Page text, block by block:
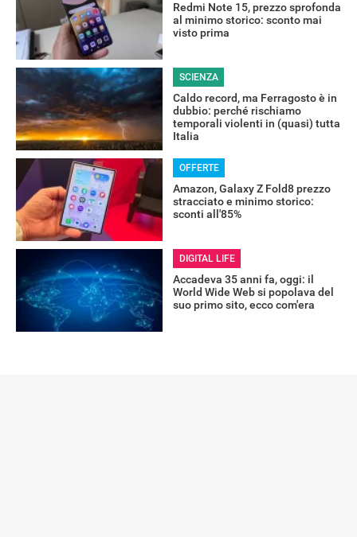
RECENSIONI
Redmi Note 15, prezzo sprofonda
al minimo storico: sconto mai
visto prima
SCIENZA
Caldo record, ma Ferragosto è in
dubbio: perché rischiamo
temporali violenti in (quasi) tutta
Italia
OFFERTE
Amazon, Galaxy Z Fold8 prezzo
stracciato e minimo storico:
sconti all'85%
DIGITAL LIFE
Accadeva 35 anni fa, oggi: il
World Wide Web si popolava del
suo primo sito, ecco com'era